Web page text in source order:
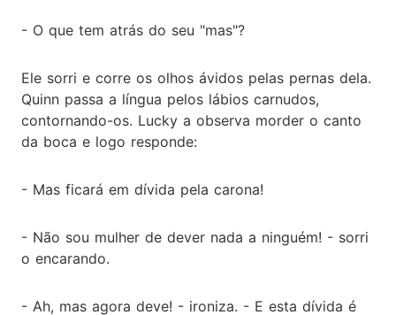
- O que tem atrás do seu "mas"?
Ele sorri e corre os olhos ávidos pelas pernas dela.
Quinn passa a língua pelos lábios carnudos,
contornando-os. Lucky a observa morder o canto
da boca e logo responde:
- Mas ficará em dívida pela carona!
- Não sou mulher de dever nada a ninguém! - sorri
o encarando.
- Ah, mas agora deve! - ironiza. - E esta dívida é